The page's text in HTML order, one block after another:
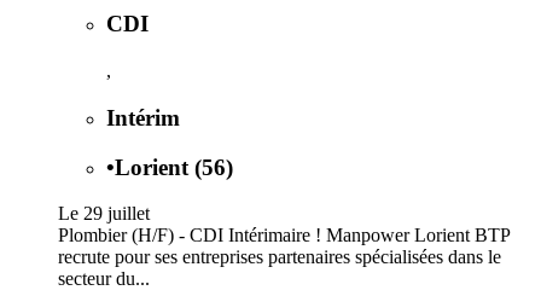
CDI
,
Intérim
•Lorient (56)
Le 29 juillet
Plombier (H/F) - CDI Intérimaire ! Manpower Lorient BTP
recrute pour ses entreprises partenaires spécialisées dans le
secteur du...